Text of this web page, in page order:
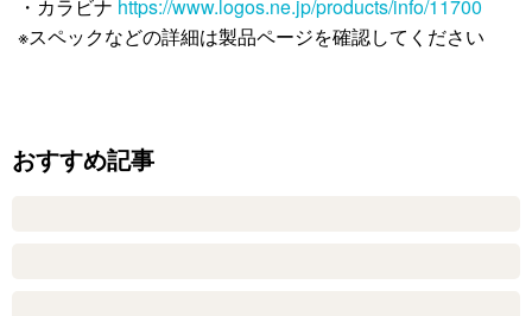
・カラビナ https://www.logos.ne.jp/products/info/11700
※スペックなどの詳細は製品ページを確認してください
おすすめ記事